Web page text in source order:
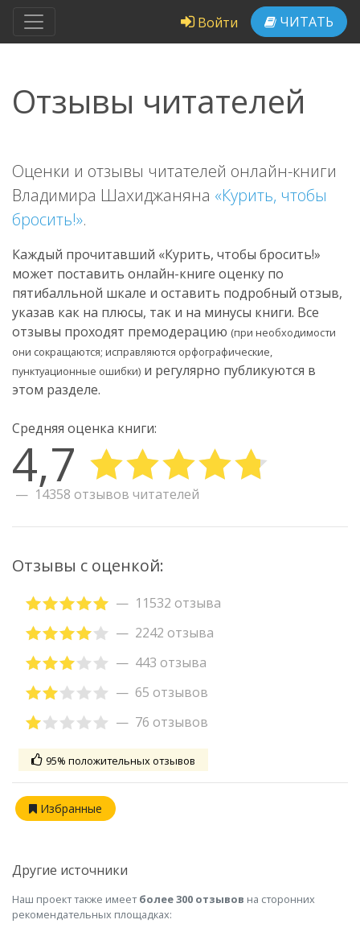
Войти ЧИТАТЬ
Отзывы читателей
Оценки и отзывы читателей онлайн-книги
Владимира Шахиджаняна «Курить, чтобы
бросить!».
Каждый прочитавший «Курить, чтобы бросить!»
может поставить онлайн-книге оценку по
пятибалльной шкале и оставить подробный отзыв,
указав как на плюсы, так и на минусы книги. Все
отзывы проходят премодерацию (при необходимости
они сокращаются; исправляются орфографические,
пунктуационные ошибки) и регулярно публикуются в
этом разделе.
Средняя оценка книги:
4,7
14358 отзывов читателей
Отзывы с оценкой:
11532 отзыва
2242 отзыва
443 отзыва
65 отзывов
76 отзывов
95% положительных отзывов
Избранные
Другие источники
Наш проект также имеетболее 300 отзывов на сторонних
рекомендательных площадках: